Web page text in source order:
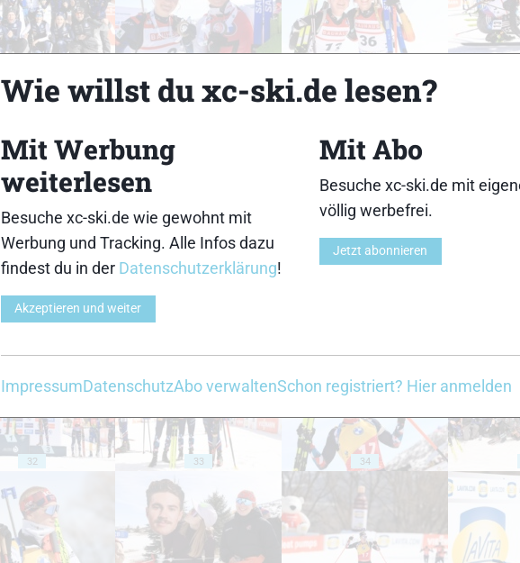
22
32 33 34
Wie willst du xc-ski.de lesen?
Mit Werbung
weiterlesen
Besuche xc-ski.de wie gewohnt mit
Werbung und Tracking. Alle Infos dazu
findest du in der Datenschutzerklärung!
Akzeptieren und weiter
Mit Abo
Besuche xc-ski.de mit
völlig werbefrei.
Jetzt abonnieren
ImpressumDatenschutzAbo verwaltenSchon registriert? Hier anmelden